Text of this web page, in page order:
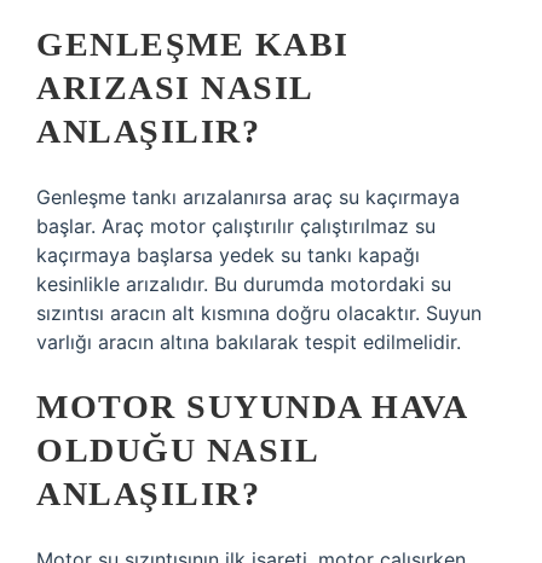
GENLEŞME KABI
ARIZASI NASIL
ANLAŞILIR?
Genleşme tankı arızalanırsa araç su kaçırmaya
başlar. Araç motor çalıştırılır çalıştırılmaz su
kaçırmaya başlarsa yedek su tankı kapağı
kesinlikle arızalıdır. Bu durumda motordaki su
sızıntısı aracın alt kısmına doğru olacaktır. Suyun
varlığı aracın altına bakılarak tespit edilmelidir.
MOTOR SUYUNDA HAVA
OLDUĞU NASIL
ANLAŞILIR?